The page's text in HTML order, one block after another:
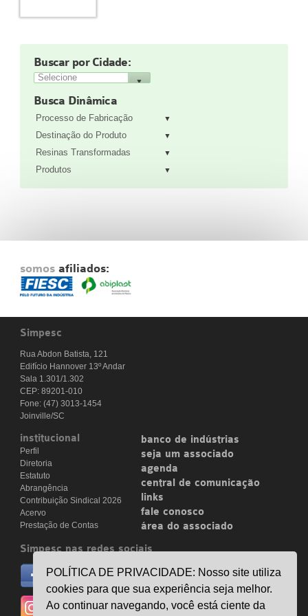
SEJA UM ASSOCIADO
VAGAS
Buscar por Cidade:
Busca Dinâmica
Processo de Fabricação
Destinação do Produto
Resinas Transformadas
Produtos
somos afiliados:
Simpesc
Rua Abdon Batista, 121
Edifício Hannover 13º Andar
Sala 1.301/1.302
CEP: 89201-010
Fone: (47) 3013-1454
Joinville/SC
institucional
Perfil
Diretoria
Estatuto
Abrangência
Contribuição Sindical 2026
Acervo
Prestação de Contas
banco de indústrias
seja um associado
agenda
central de comunicação
links
fale conosco
área do associado
Simpesc nas redes sociais
no facebook
/simpesc
no instagram
@simpescplasticos
POLÍTICA DE PRIVACIDADE: Nosso site utiliza
cookies para que sua experiência seja melhor.
Ao continuar navegando, você está ciente da